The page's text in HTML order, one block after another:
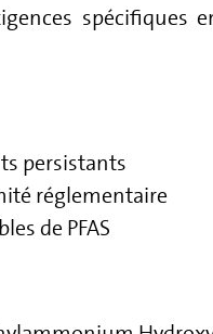
spécifiques
persistants
réglementaire
de PFAS